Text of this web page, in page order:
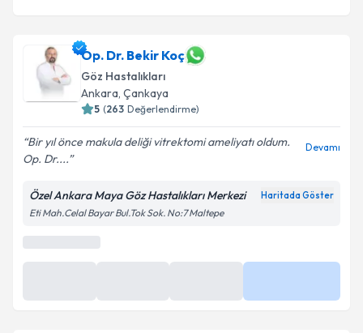
Op. Dr. Bekir Koç
Göz Hastalıkları
Ankara, Çankaya
5 (263 Değerlendirme)
Bir yıl önce makula deliği vitrektomi ameliyatı oldum.
Op. Dr....
Devamı
Özel Ankara Maya Göz Hastalıkları Merkezi Haritada Göster
Eti Mah.Celal Bayar Bul.Tok Sok. No:7 Maltepe